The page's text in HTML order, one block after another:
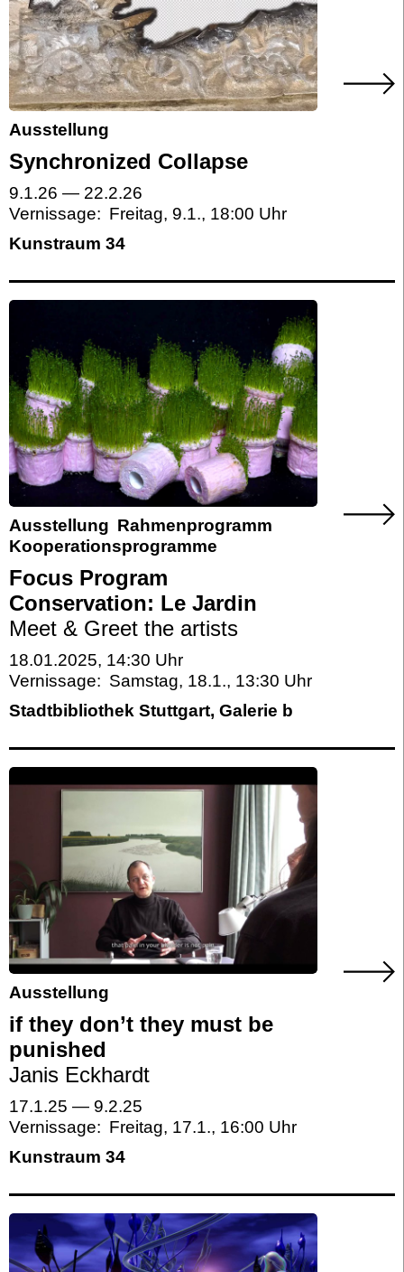
Ausstellung
Synchronized Collapse
9.1.26 — 22.2.26
Vernissage: Freitag, 9.1., 18:00
Kunstraum 34
Ausstellung Rahmenprogramm
Kooperationsprogramme
Focus Program
Conservation: Le Jardin
Meet & Greet the artists
18.01.2025, 14:30 Uhr
Vernissage: Samstag, 18.1., 13:30
Stadtbibliothek Stuttgart, Galerie b
Ausstellung
if they don’t they must be
punished
Janis Eckhardt
17.1.25 — 9.2.25
Vernissage: Freitag, 17.1., 16:00
Kunstraum 34